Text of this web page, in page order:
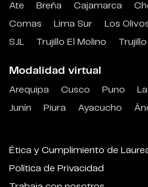
Ate Breña Cajamarca
Comas
Lima Sur
Los
SJL
Trujillo El Molino
Modalidad virtual
Arequipa Cusco Puno
Junín
Piura Ayacucho
Ética y Cumplimiento de
Política de Privacidad